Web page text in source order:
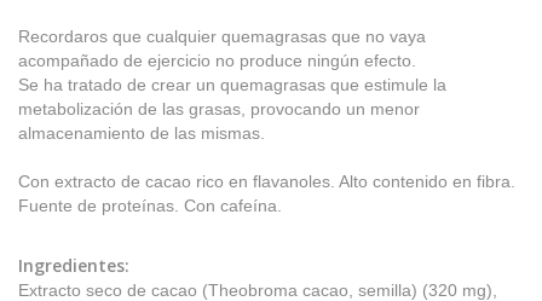
Recordaros que cualquier quemagrasas que no vaya
acompañado de ejercicio no produce ningún efecto.
Se ha tratado de crear un quemagrasas que estimule la
metabolización de las grasas, provocando un menor
almacenamiento de las mismas.
Con extracto de cacao rico en flavanoles. Alto contenido en fibra.
Fuente de proteínas. Con cafeína.
Ingredientes:
Extracto seco de cacao (Theobroma cacao, semilla) (320 mg),